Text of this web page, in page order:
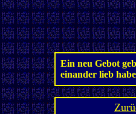
Ein neu Gebot
einander lieb